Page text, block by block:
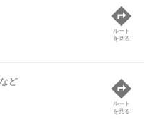
ルート
を見る
ど
ルート
を見る